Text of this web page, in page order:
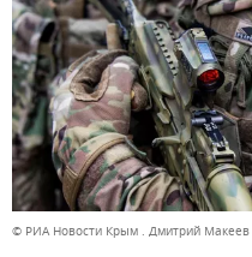
© РИА Новости Крым . Дмитрий Макеев